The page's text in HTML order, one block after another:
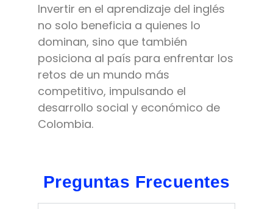
Invertir en el aprendizaje del inglés
no solo beneficia a quienes lo
dominan, sino que también
posiciona al país para enfrentar los
retos de un mundo más
competitivo, impulsando el
desarrollo social y económico de
Colombia.
Preguntas Frecuentes